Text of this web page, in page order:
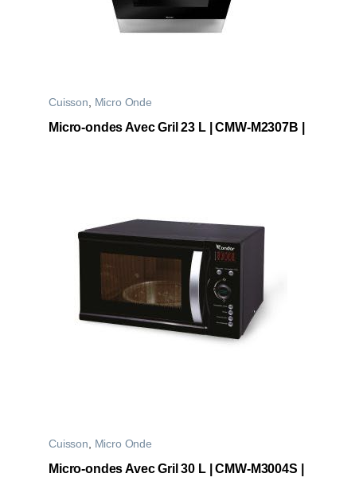
Cuisson, Micro Onde
Micro-ondes Avec Gril 23 L | CMW-M2307B |
Cuisson Micro Onde
Micro-ondes Avec Gril 30 L | CMW-M3004S |